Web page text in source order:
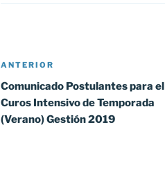
Navegación
de
entradas
Entrada
anterior:
ANTERIOR
Comunicado Postulantes para el
Curos Intensivo de Temporada
(Verano) Gestión 2019